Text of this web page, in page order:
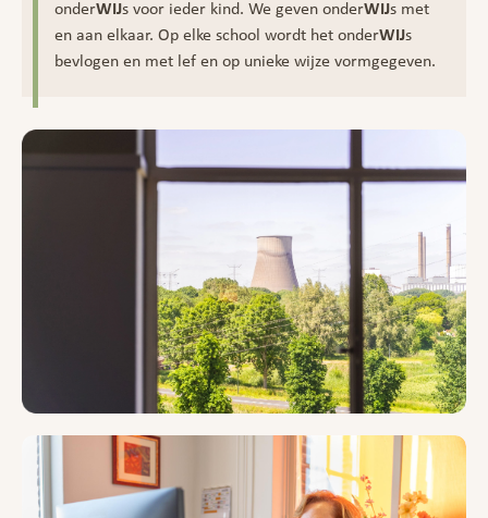
onderWIJs voor ieder kind. We geven onderWIJs met
en aan elkaar. Op elke school wordt het onderWIJs
bevlogen en met lef en op unieke wijze vormgegeven.